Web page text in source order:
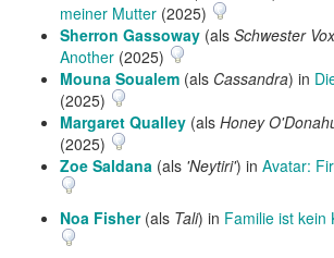
meiner Mutter (2025)
Sherron Gassoway (als Schwester Vox
Another (2025)
Mouna Soualem (als Cassandra) in
(2025)
Margaret Qualley (als Honey
(2025)
Zoe Saldana (als 'Neytiri') in Avatar:
Noa Fisher(als Tali) in Familie ist kein